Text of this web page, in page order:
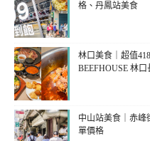
格、丹鳳站美食
林口美食｜超值
BEEFHOUSE 林
中山站美食｜赤峰
單價格